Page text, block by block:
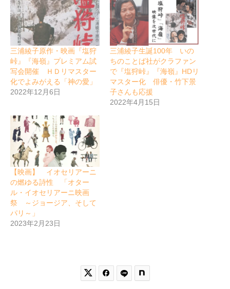
三浦綾子原作・映画『塩狩
峠』『海嶺』プレミアム試
写会開催 ＨＤリマスター
化でよみがえる「神の愛」
2022年12月6日
三浦綾子生誕100年 いの
ちのことば社がクラファン
で『塩狩峠』『海嶺』HDリ
マスター化 俳優・竹下景
子さんも応援
2022年4月15日
【映画】 イオセリアーニ
の燃ゆる詩性 「オター
ル・イオセリアーニ映画
祭 ～ジョージア、そして
パリ～」
2023年2月23日
 